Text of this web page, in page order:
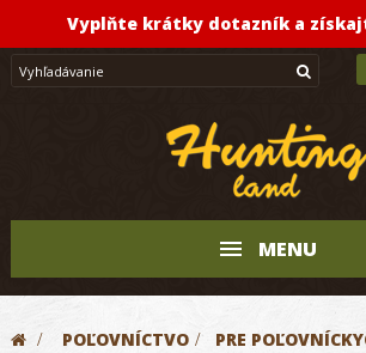
Vyplňte krátky dotazník a
MENU
> POĽOVNÍCTVO > PRE